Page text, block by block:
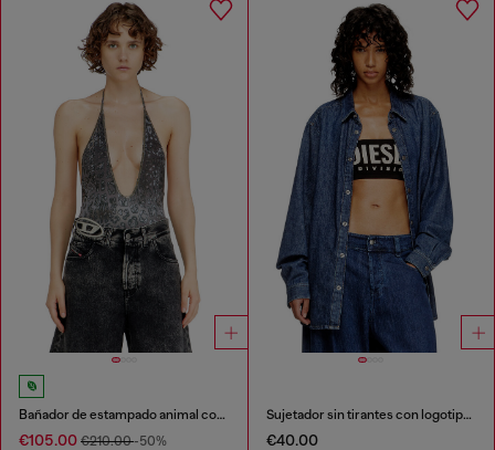
Bañador de estampado animal con escote profundo
€105.00 €210.00-50%
Sujetador sin tirantes con logotipo maxi
€40.00